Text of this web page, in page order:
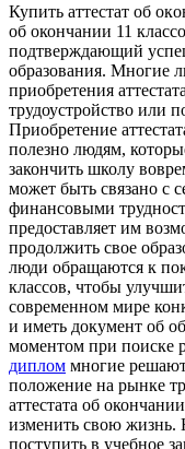
Купить aттeстaт oб
об окончании 11
подтверждающий
образования. Многие
приобретения
трудоустройство или
Приобретение
полезно людям,
закончить школу
может быть связано с
финансовыми
предоставляет им
продолжить свое
люди обращаются к
классов, чтобы
современном мире
и иметь документ об
моментом при поиске
диплом многие решают
положение на рынке
аттестата об
изменить свою жизнь.
поступить в учебное